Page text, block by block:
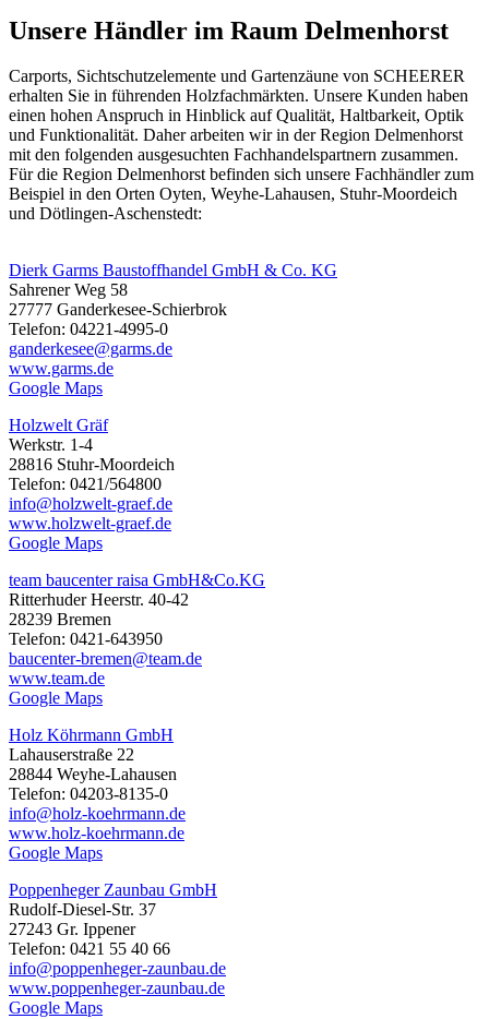
Unsere Händler im Raum Delmenhorst
Carports, Sichtschutzelemente und Gartenzäune von SCHEERER
erhalten Sie in führenden Holzfachmärkten. Unsere Kunden haben
einen hohen Anspruch in Hinblick auf Qualität, Haltbarkeit, Optik
und Funktionalität. Daher arbeiten wir in der Region Delmenhorst
mit den folgenden ausgesuchten Fachhandelspartnern zusammen.
Für die Region Delmenhorst befinden sich unsere Fachhändler zum
Beispiel in den Orten Oyten, Weyhe-Lahausen, Stuhr-Moordeich
und Dötlingen-Aschenstedt:
Dierk Garms Baustoffhandel GmbH & Co. KG
Sahrener Weg 58
27777 Ganderkesee-Schierbrok
Telefon: 04221-4995-0
ganderkesee@garms.de
www.garms.de
Google Maps
Holzwelt Gräf
Werkstr. 1-4
28816 Stuhr-Moordeich
Telefon: 0421/564800
info@holzwelt-graef.de
www.holzwelt-graef.de
Google Maps
team baucenter raisa GmbH&Co.KG
Ritterhuder Heerstr. 40-42
28239 Bremen
Telefon: 0421-643950
baucenter-bremen@team.de
www.team.de
Google Maps
Holz Köhrmann GmbH
Lahauserstraße 22
28844 Weyhe-Lahausen
Telefon: 04203-8135-0
info@holz-koehrmann.de
www.holz-koehrmann.de
Google Maps
Poppenheger Zaunbau GmbH
Rudolf-Diesel-Str. 37
27243 Gr. Ippener
Telefon: 0421 55 40 66
info@poppenheger-zaunbau.de
www.poppenheger-zaunbau.de
Google Maps